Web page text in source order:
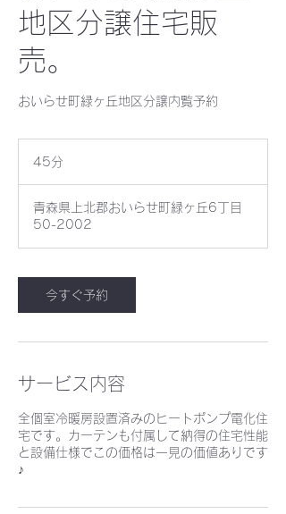
地区分譲住宅販
売。
おいらせ町緑ヶ丘地区分譲内覧予約
45分
青森県上北郡おいらせ町緑ヶ丘6丁目
50-2002
今すぐ予約
サービス内容
全個室冷暖房設置済みのヒートポンプ電化住
宅です。カーテンも付属して納得の住宅性能
と設備仕様でこの価格は一見の価値ありです
♪